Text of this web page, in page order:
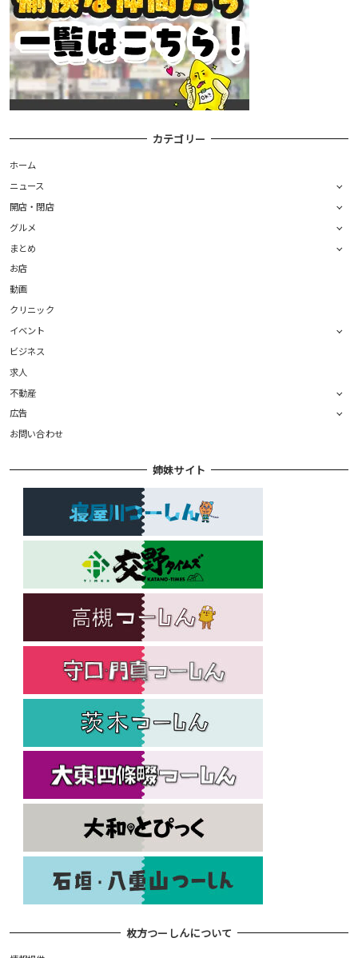
カテゴリー
ホーム
ニュース
開店・閉店
グルメ
まとめ
お店
動画
クリニック
イベント
ビジネス
求人
不動産
広告
お問い合わせ
姉妹サイト
枚方つーしんについて